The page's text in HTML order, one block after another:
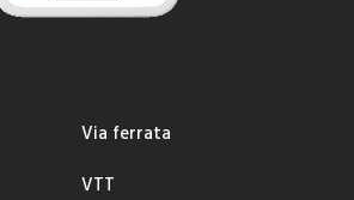
Via ferrata
VTT